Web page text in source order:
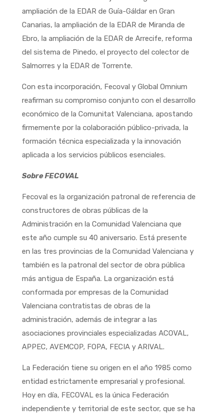
ampliación de la EDAR de Guía-Gáldar en Gran
Canarias, la ampliación de la EDAR de Miranda de
Ebro, la ampliación de la EDAR de Arrecife, reforma
del sistema de Pinedo, el proyecto del colector de
Salmorres y la EDAR de Torrente.
Con esta incorporación, Fecoval y Global Omnium
reafirman su compromiso conjunto con el desarrollo
económico de la Comunitat Valenciana, apostando
firmemente por la colaboración público-privada, la
formación técnica especializada y la innovación
aplicada a los servicios públicos esenciales.
Sobre FECOVAL
Fecoval es la organización patronal de referencia de
constructores de obras públicas de la
Administración en la Comunidad Valenciana que
este año cumple su 40 aniversario. Está presente
en las tres provincias de la Comunidad Valenciana y
también es la patronal del sector de obra pública
más antigua de España. La organización está
conformada por empresas de la Comunidad
Valenciana contratistas de obras de la
administración, además de integrar a las
asociaciones provinciales especializadas ACOVAL,
APPEC, AVEMCOP, FOPA, FECIA y ARIVAL.
La Federación tiene su origen en el año 1985 como
entidad estrictamente empresarial y profesional.
Hoy en día, FECOVAL es la única Federación
independiente y territorial de este sector, que se ha